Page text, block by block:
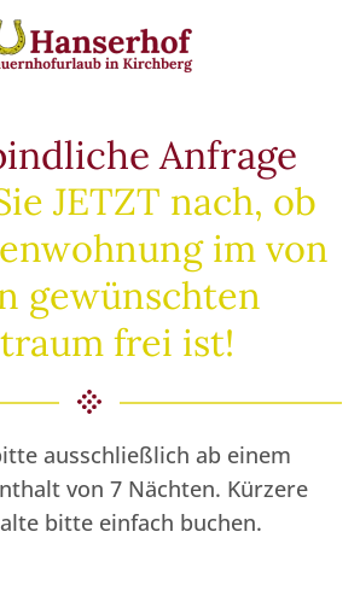
springen
Anfrage
JETZT nach, ob
im von
gewünschten
frei ist!
ausschließlich ab einem
von 7 Nächten. Kürzere
bitte einfach buchen.